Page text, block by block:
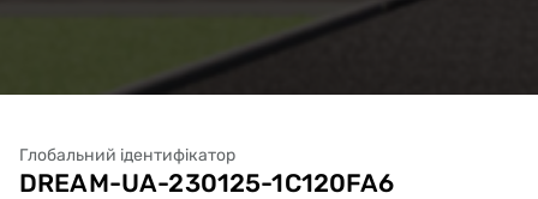
Глобальний ідентифікатор
DREAM-UA-230125-1C120FA6